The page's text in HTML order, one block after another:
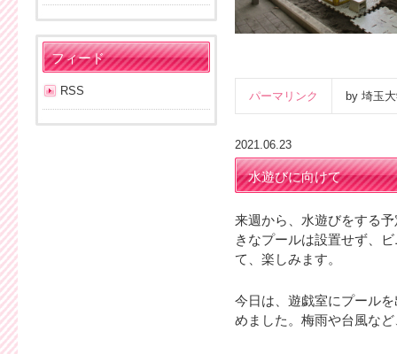
パーマリンク by 埼玉
2021.06.23
水遊びに向けて
来週から、水遊びをする
きなプールは設置せず、
て、楽しみます。
今日は、遊戯室にプール
めました。梅雨や台風な
フィード
RSS